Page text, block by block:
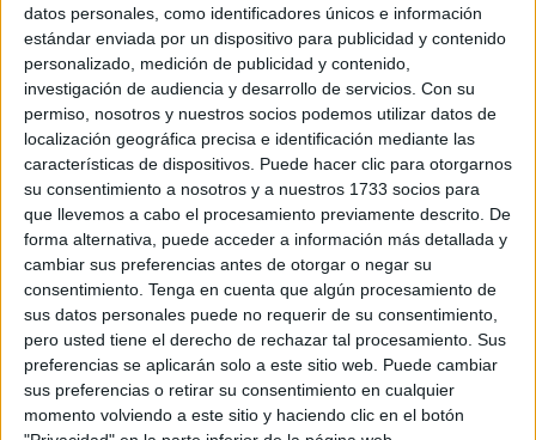
datos personales, como identificadores únicos e información
estándar enviada por un dispositivo para publicidad y contenido
personalizado, medición de publicidad y contenido,
investigación de audiencia y desarrollo de servicios. Con su
permiso, nosotros y nuestros socios podemos utilizar datos de
localización geográfica precisa e identificación mediante las
características de dispositivos. Puede hacer clic para otorgarnos
su consentimiento a nosotros y a nuestros 1733 socios para
que llevemos a cabo el procesamiento previamente descrito. De
forma alternativa, puede acceder a información más detallada y
cambiar sus preferencias antes de otorgar o negar su
consentimiento. Tenga en cuenta que algún procesamiento de
sus datos personales puede no requerir de su consentimiento,
pero usted tiene el derecho de rechazar tal procesamiento. Sus
preferencias se aplicarán solo a este sitio web. Puede cambiar
sus preferencias o retirar su consentimiento en cualquier
momento volviendo a este sitio y haciendo clic en el botón
Distintas voces han sacudido a la ciudad por las calles del